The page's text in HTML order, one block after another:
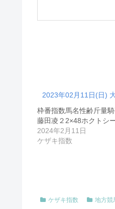
2023年02月11日(日)
枠番指数馬名性齢斤量
藤田凌２2×48ホクトシ
2024年2月11日
ケザキ指数
ケザキ指数 地方競